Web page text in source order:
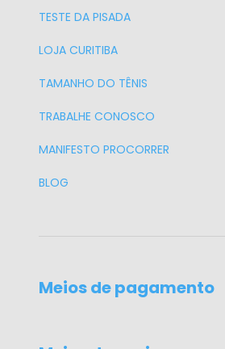
TESTE DA PISADA
LOJA CURITIBA
TAMANHO DO TÊNIS
TRABALHE CONOSCO
MANIFESTO PROCORRER
BLOG
Meios de pagamento